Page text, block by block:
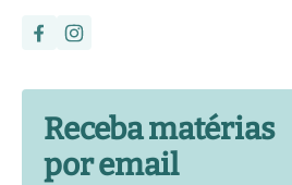
Receba matérias
por email